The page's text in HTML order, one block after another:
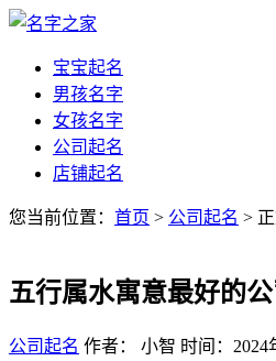
宝宝起名
男孩名字
女孩名字
公司起名
店铺起名
您当前位置： 首页 > 公司起名 >
五行属水寓意最好的
公司起名 作者： 小智 时间：2024